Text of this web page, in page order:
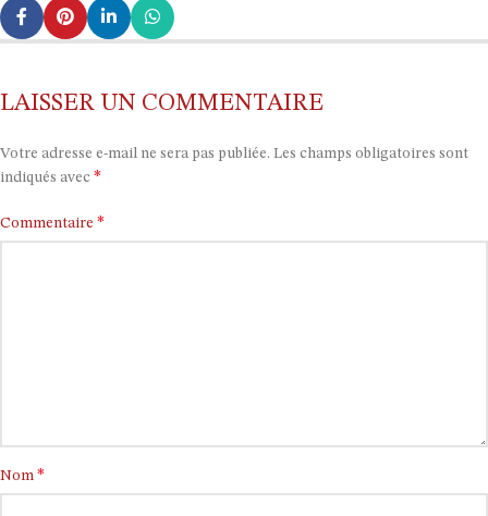
LAISSER UN COMMENTAIRE
Votre adresse e-mail ne sera pas publiée. Les champs obligatoires sont
indiqués avec *
Commentaire *
Nom *